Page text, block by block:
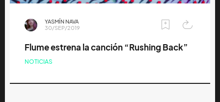
YASMÍN NAVA
30/SEP/2019
Flume estrena la canción “Rushing Back”
NOTICIAS